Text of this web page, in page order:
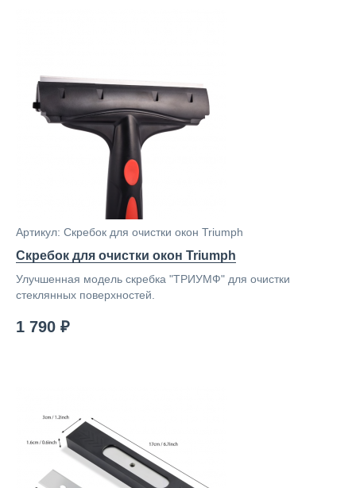
Артикул: Скребок для очистки окон Triumph
Скребок для очистки окон Triumph
Улучшенная модель скребка "ТРИУМФ" для очистки
стеклянных поверхностей.
1 790 ₽